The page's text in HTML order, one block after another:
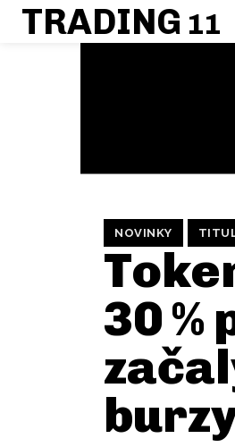
TRADING 11
NOVINKY
30 %